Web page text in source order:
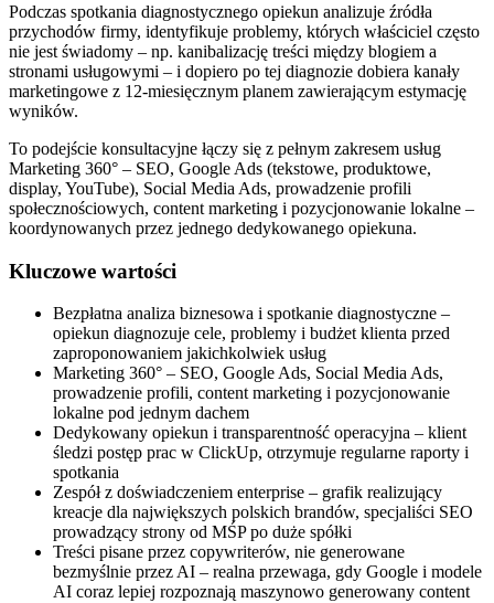
Podczas spotkania diagnostycznego opiekun analizuje źródła
przychodów firmy, identyfikuje problemy, których właściciel często
nie jest świadomy – np. kanibalizację treści między blogiem a
stronami usługowymi – i dopiero po tej diagnozie dobiera kanały
marketingowe z 12-miesięcznym planem zawierającym estymację
wyników.
To podejście konsultacyjne łączy się z pełnym zakresem usług
Marketing 360° – SEO, Google Ads (tekstowe, produktowe,
display, YouTube), Social Media Ads, prowadzenie profili
społecznościowych, content marketing i pozycjonowanie lokalne –
koordynowanych przez jednego dedykowanego opiekuna.
Kluczowe wartości
Bezpłatna analiza biznesowa i spotkanie diagnostyczne –
opiekun diagnozuje cele, problemy i budżet klienta przed
zaproponowaniem jakichkolwiek usług
Marketing 360° – SEO, Google Ads, Social Media Ads,
prowadzenie profili, content marketing i pozycjonowanie
lokalne pod jednym dachem
Dedykowany opiekun i transparentność operacyjna – klient
śledzi postęp prac w ClickUp, otrzymuje regularne raporty i
spotkania
Zespół z doświadczeniem enterprise – grafik realizujący
kreacje dla największych polskich brandów, specjaliści SEO
prowadzący strony od MŚP po duże spółki
Treści pisane przez copywriterów, nie generowane
bezmyślnie przez AI – realna przewaga, gdy Google i modele
AI coraz lepiej rozpoznają maszynowo generowany content